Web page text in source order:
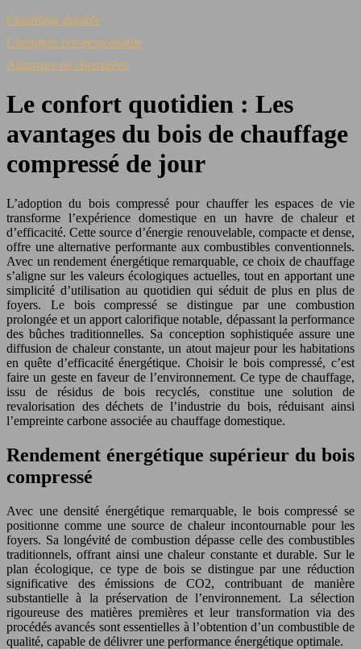
Chauffage durable
Cheminée éco-responsable
Allumage de cheminées
Le confort quotidien : Les
avantages du bois de chauffage
compressé de jour
L’adoption du bois compressé pour chauffer les espaces de vie
transforme l’expérience domestique en un havre de chaleur et
d’efficacité. Cette source d’énergie renouvelable, compacte et dense,
offre une alternative performante aux combustibles conventionnels.
Avec un rendement énergétique remarquable, ce choix de chauffage
s’aligne sur les valeurs écologiques actuelles, tout en apportant une
simplicité d’utilisation au quotidien qui séduit de plus en plus de
foyers. Le bois compressé se distingue par une combustion
prolongée et un apport calorifique notable, dépassant la performance
des bûches traditionnelles. Sa conception sophistiquée assure une
diffusion de chaleur constante, un atout majeur pour les habitations
en quête d’efficacité énergétique. Choisir le bois compressé, c’est
faire un geste en faveur de l’environnement. Ce type de chauffage,
issu de résidus de bois recyclés, constitue une solution de
revalorisation des déchets de l’industrie du bois, réduisant ainsi
l’empreinte carbone associée au chauffage domestique.
Rendement énergétique supérieur du bois
compressé
Avec une densité énergétique remarquable, le bois compressé se
positionne comme une source de chaleur incontournable pour les
foyers. Sa longévité de combustion dépasse celle des combustibles
traditionnels, offrant ainsi une chaleur constante et durable. Sur le
plan écologique, ce type de bois se distingue par une réduction
significative des émissions de CO2, contribuant de manière
substantielle à la préservation de l’environnement. La sélection
rigoureuse des matières premières et leur transformation via des
procédés avancés sont essentielles à l’obtention d’un combustible de
qualité, capable de délivrer une performance énergétique optimale.